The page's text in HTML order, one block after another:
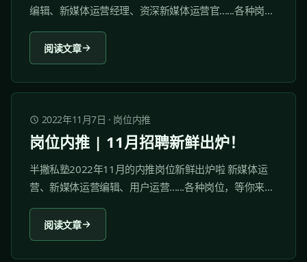
编辑、新媒体运营经理、资深新媒体运营官......各种岗
位，等你来pick！ 岗位内推仅面向半撇私塾付费学员开
放，优秀学员将会获得优先内推机会。 1 南方都市报 1.1
关于我们...
阅读文章
2022年11月7日 · 岗位内推
岗位内推 | 11月招聘新鲜出炉！
半撇私塾2022年11月的内推岗位新鲜出炉啦 新媒体运
营、新媒体运营编辑、用户运营......各种岗位，等你来
pick！ 岗位内推仅面向半撇私塾付费学员开放，优秀学
员将会获得优先内推机会。 1 南方都市报 1.1 关于我们...
阅读文章